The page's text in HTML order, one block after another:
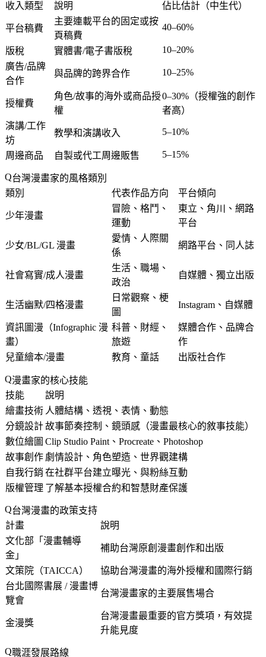
收入類型
說明 佔比估計（中生代）
平台稿費
主要連載平台的固定或按
頁稿費
40–60%
版稅 實體書/電子書版稅
10–20%
廣告/品牌
合作
與品牌的跨界合作 10–25%
授權費
角色/故事的海外或商品授
權
0–30%（授權強的創作
者高）
演講/工作
坊
教學和演講收入 5–10%
周邊商品 自製或代工周邊販售 5–15%
台灣漫畫家的風格類別
類別
代表作品方向 平台傾向
少年漫畫
冒險、格鬥、
運動
東立、角川、網路
平台
少女/BL/GL 漫畫
愛情、人際關
係
網路平台、同人誌
社會寫實/成人漫畫
生活、職場、
政治
自媒體、獨立出版
生活幽默/四格漫畫
日常觀察、梗
圖
Instagram、自媒體
資訊圖漫（Infographic 漫
畫）
科普、財經、
旅遊
媒體合作、品牌合
作
兒童繪本/漫畫
教育、童話 出版社合作
漫畫家的核心技能
技能
說明
繪畫技術 人體結構、透視、表情、動態
分鏡設計故事節奏控制、鏡頭感（漫畫最核心的敘事技能）
數位繪圖 Clip Studio Paint、Procreate、Photoshop
故事創作 劇情設計、角色塑造、世界觀建構
自我行銷 在社群平台建立曝光、與粉絲互動
版權管理 了解基本授權合約和智慧財產保護
台灣漫畫的政策支持
計畫
說明
文化部「漫畫輔導
金」
補助台灣原創漫畫創作和出版
文策院（TAICCA）
協助台灣漫畫的海外授權和國際行銷
台北國際書展 / 漫畫博
覽會
台灣漫畫家的主要展售場合
金漫獎
台灣漫畫最重要的官方獎項，有效提
升能見度
職涯發展路線